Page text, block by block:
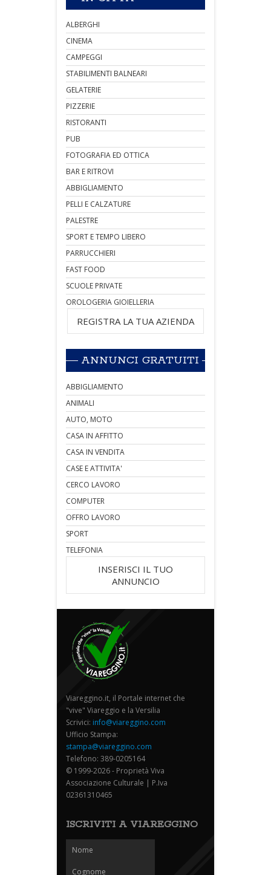
ALBERGHI
CINEMA
CAMPEGGI
STABILIMENTI BALNEARI
GELATERIE
PIZZERIE
RISTORANTI
PUB
FOTOGRAFIA ED OTTICA
BAR E RITROVI
ABBIGLIAMENTO
PELLI E CALZATURE
PALESTRE
SPORT E TEMPO LIBERO
PARRUCCHIERI
FAST FOOD
SCUOLE PRIVATE
OROLOGERIA GIOIELLERIA
REGISTRA LA TUA AZIENDA
ANNUNCI GRATUITI
ABBIGLIAMENTO
ANIMALI
AUTO, MOTO
CASA IN AFFITTO
CASA IN VENDITA
CASE E ATTIVITA'
CERCO LAVORO
COMPUTER
OFFRO LAVORO
SPORT
TELEFONIA
INSERISCI IL TUO
ANNUNCIO
Viareggino.it, il Portale internet che
"vive" Viareggio e la Versilia
Scrivici: info@viareggino.com
Ufficio Stampa:
stampa@viareggino.com
Telefono: 389-0205164
© 1999-2026 - Proprietà Viva
Associazione Culturale | P.Iva
02361310465
ISCRIVITI A VIAREGGINO